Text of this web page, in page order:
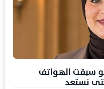
سبقت الهواتف
نستعد